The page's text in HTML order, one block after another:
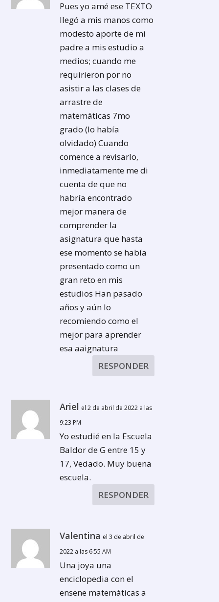
Pues yo amé ese TEXTO
llegó a mis manos como
modesto aporte de mi
padre a mis estudio a
medios; cuando me
requirieron por no
asistir a las clases de
arrastre de
matemáticas 7mo
grado (lo había
olvidado) Cuando
comence a revisarlo,
inmediatamente me di
cuenta de que no
habría encontrado
mejor manera de
comprender la
asignatura que hasta
ese momento se había
presentado como un
gran reto en mis
estudios Han pasado
años y aún lo
recomiendo como el
mejor para aprender
esa aaignatura
RESPONDER
Ariel el 2 de abril de 2022 a las
9:23 PM
Yo estudié en la Escuela
Baldor de G entre 15 y
17, Vedado. Muy buena
escuela.
RESPONDER
Valentina el 3 de abril de
2022 a las 6:55 AM
Una joya una
enciclopedia con el
ensene matemáticas a